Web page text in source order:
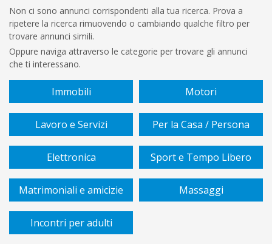
A
€
Non ci sono annunci corrispondenti alla tua ricerca. Prova a
ripetere la ricerca rimuovendo o cambiando qualche filtro per
trovare annunci simili.
Oppure naviga attraverso le categorie per trovare gli annunci
che ti interessano.
Immobili Motori
Lavoro e Servizi Per la Casa / Persona
Elettronica Sport e Tempo Libero
Matrimoniali e amicizie Massaggi
Incontri per adulti